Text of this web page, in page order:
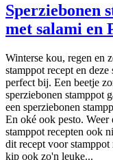
Sperziebonen
met salami en
Winterse kou, regen en
stamppot recept en
perfect bij. Een beetje
sperziebonen stamppot
een sperziebonen
En oké ook pesto. Weer
stamppot recepten ook
dit recept voor
kip ook zo'n leuke...